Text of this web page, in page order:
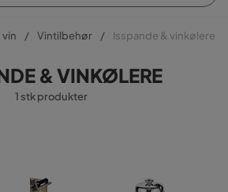
vin Vintilbehør Isspande & vinkølere
& VINKØLERE
1 stk produkter